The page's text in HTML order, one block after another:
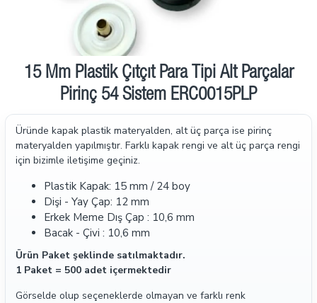
15 Mm Plastik Çıtçıt Para Tipi Alt Parçalar
Pirinç 54 Sistem ERC0015PLP
Üründe kapak plastik materyalden, alt üç parça ise pirinç
materyalden yapılmıştır. Farklı kapak rengi ve alt üç parça rengi
için bizimle iletişime geçiniz.
Plastik Kapak: 15 mm / 24 boy
Dişi - Yay Çap: 12 mm
Erkek Meme Dış Çap : 10,6 mm
Bacak - Çivi : 10,6 mm
Ürün Paket şeklinde satılmaktadır.
1 Paket = 500 adet içermektedir
Görselde olup seçeneklerde olmayan ve farklı renk